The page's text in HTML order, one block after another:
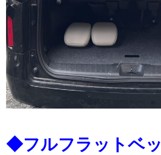
◆フルフラットベ